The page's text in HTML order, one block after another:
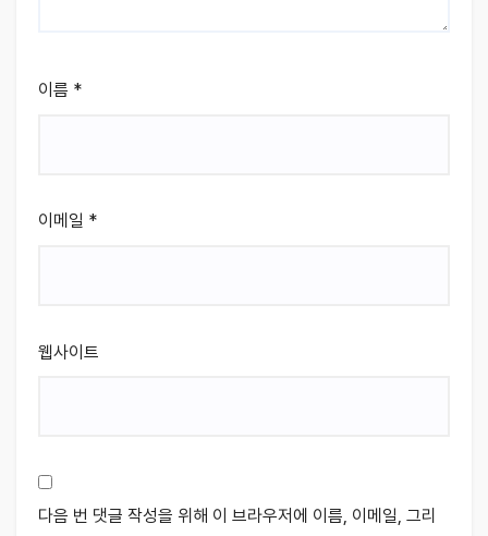
이름 *
이메일 *
웹사이트
다음 번 댓글 작성을 위해 이 브라우저에 이름, 이메일, 그리